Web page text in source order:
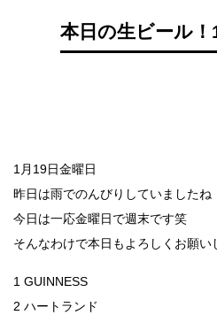
本日の生ビール！
1月19日金曜日
昨日は雨でのんびりしていましたね
今日は一応金曜日で週末です笑
そんなわけで本日もよろしくお願い
1 GUINNESS
2 ハートランド